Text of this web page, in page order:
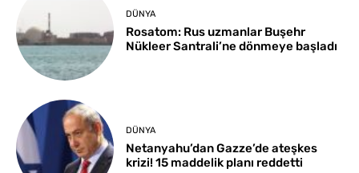
DÜNYA
Rosatom: Rus uzmanlar Buşehr
Nükleer Santrali’ne dönmeye başladı
DÜNYA
Netanyahu’dan Gazze’de ateşkes
krizi! 15 maddelik planı reddetti